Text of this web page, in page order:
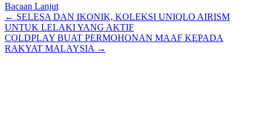
Bacaan Lanjut
Posts
navigation
← SELESA DAN IKONIK, KOLEKSI UNIQLO AIRISM
UNTUK LELAKI YANG AKTIF
COLDPLAY BUAT PERMOHONAN MAAF KEPADA
RAKYAT MALAYSIA →